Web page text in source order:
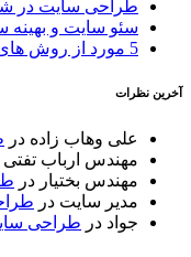
طراحی سایت در
سئو سایت و
5 مورد از روش های ایجاد تجربه مفید در وبسایت
آخرین نظرات
علی وهاب زاده در
مهندس ارباب تفتی
مهندس بختیار در
مدیر سایت در
جواد در طراحی